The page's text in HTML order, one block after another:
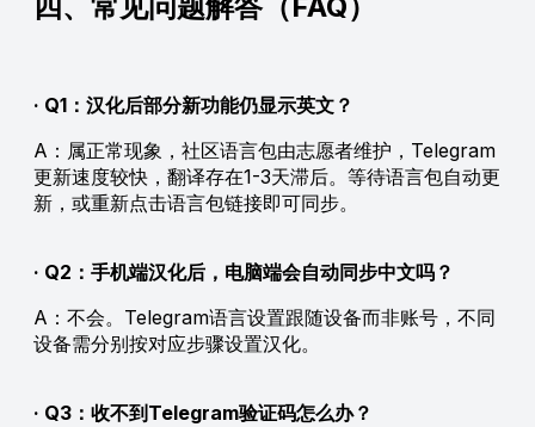
四、常见问题解答（FAQ）
· Q1：汉化后部分新功能仍显示英文？
A：属正常现象，社区语言包由志愿者维护，Telegram
更新速度较快，翻译存在1-3天滞后。等待语言包自动更
新，或重新点击语言包链接即可同步。
· Q2：手机端汉化后，电脑端会自动同步中文吗？
A：不会。Telegram语言设置跟随设备而非账号，不同
设备需分别按对应步骤设置汉化。
· Q3：收不到Telegram验证码怎么办？